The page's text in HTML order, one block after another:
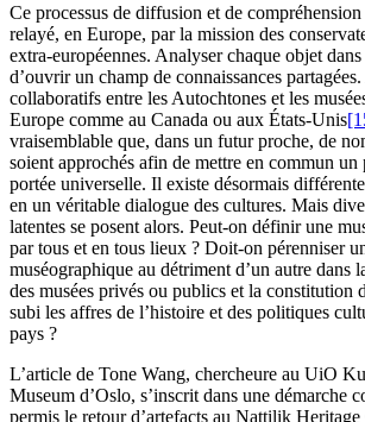
Ce processus de diffusion et de compréhension
relayé, en Europe, par la mission des
extra-européennes. Analyser chaque objet
d’ouvrir un champ de connaissances
collaboratifs entre les Autochtones et les
Europe comme au Canada ou aux États-Unis
vraisemblable que, dans un futur proche, de
soient approchés afin de mettre en commun un
portée universelle. Il existe désormais
en un véritable dialogue des cultures. Mais
latentes se posent alors. Peut-on définir une
par tous et en tous lieux ? Doit-on pérenniser
muséographique au détriment d’un autre dans
des musées privés ou publics et la constitution
subi les affres de l’histoire et des politiques
pays ?
L’article de Tone Wang, chercheure au UiO
Museum d’Oslo, s’inscrit dans une démarche
permis le retour d’artefacts au Nattilik